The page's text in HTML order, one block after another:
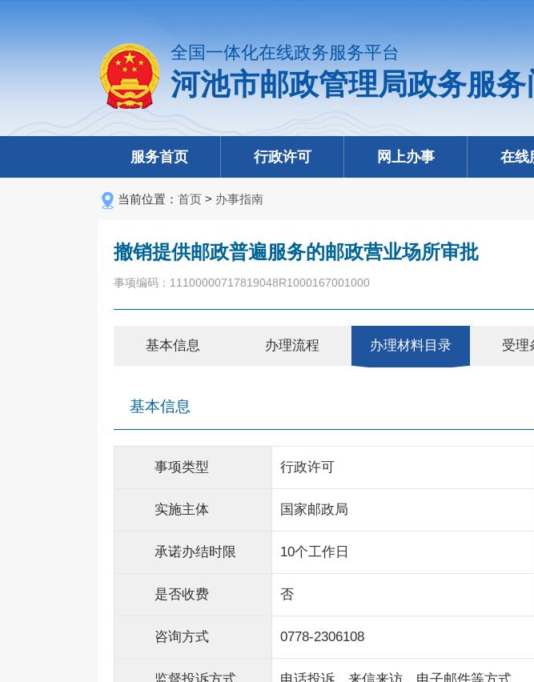
全国一体化在线政务服务平台
河池市邮政管理局政务服务
服务首页 行政许可 网上办事 在线
当前位置： 首页 > 办事指南
撤销提供邮政普遍服务的邮政营业场所审批
事项编码：11100000717819048R1000167001000
基本信息 办理流程 办理材料目录 受理
基本信息
事项类型 行政许可
实施主体 国家邮政局
承诺办结时限 10个工作日
是否收费 否
咨询方式 0778-2306108